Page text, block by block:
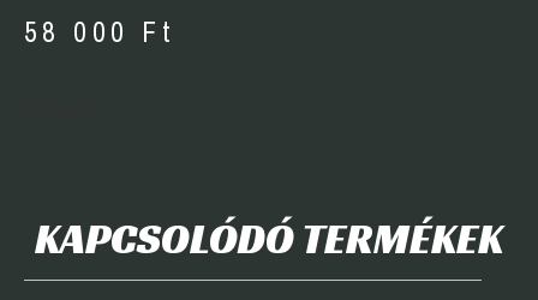
58 000 Ft
KAPCSOLÓDÓ TERMÉKEK